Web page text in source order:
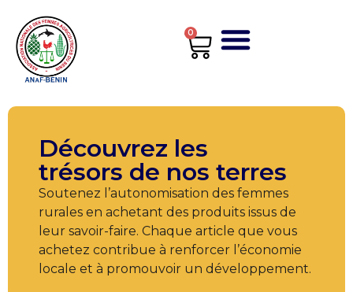
0
Découvrez les
trésors de nos terres
Soutenez l’autonomisation des femmes
rurales en achetant des produits issus de
leur savoir-faire. Chaque article que vous
achetez contribue à renforcer l’économie
locale et à promouvoir un développement.